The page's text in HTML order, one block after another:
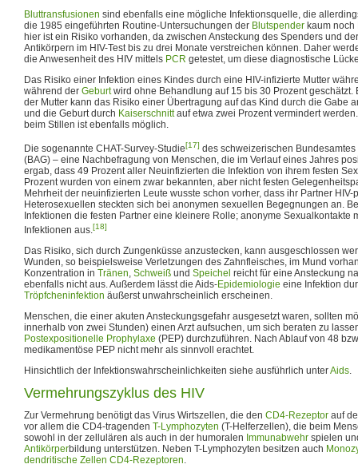
Bluttransfusionen sind ebenfalls eine mögliche Infektionsquelle, die
die 1985 eingeführten Routine-Untersuchungen der Blutspender kaum
hier ist ein Risiko vorhanden, da zwischen Ansteckung des Spenders und
Antikörpern im HIV-Test bis zu drei Monate verstreichen können. Daher
die Anwesenheit des HIV mittels PCR getestet, um diese diagnostische
Das Risiko einer Infektion eines Kindes durch eine HIV-infizierte Mutter
während der Geburtwird ohne Behandlung auf 15 bis 30 Prozent geschätzt.
der Mutter kann das Risiko einer Übertragung auf das Kind durch die Gabe
und die Geburt durch Kaiserschnittauf etwa zwei Prozent vermindert
beim Stillen ist ebenfalls möglich.
Die sogenannte CHAT-Survey-Studie[17] des schweizerischen
(BAG) – eine Nachbefragung von Menschen, die im Verlauf eines Jahres
ergab, dass 49 Prozent aller Neuinfizierten die Infektion von ihrem festen
Prozent wurden von einem zwar bekannten, aber nicht festen
Mehrheit der neuinfizierten Leute wusste schon vorher, dass ihr Partner
Heterosexuellen steckten sich bei anonymen sexuellen Begegnungen an.
Infektionen die festen Partner eine kleinere Rolle; anonyme Sexualkontakte
Infektionen aus.[18]
Das Risiko, sich durch Zungenküsse anzustecken, kann ausgeschlossen
Wunden, so beispielsweise Verletzungen des Zahnfleisches, im Mund
Konzentration in Tränen, Schweiß und Speichel reicht für eine Ansteckung
ebenfalls nicht aus. Außerdem lässt die Aids-Epidemiologie eine Infektion
Tröpfcheninfektion äußerst unwahrscheinlich erscheinen.
Menschen, die einer akuten Ansteckungsgefahr ausgesetzt waren, sollten
innerhalb von zwei Stunden) einen Arzt aufsuchen, um sich beraten zu
Postexpositionelle Prophylaxe (PEP) durchzuführen. Nach Ablauf von 48
medikamentöse PEP nicht mehr als sinnvoll erachtet.
Hinsichtlich der Infektionswahrscheinlichkeiten siehe ausführlich unterAids.
Vermehrungszyklus des HIV
Zur Vermehrung benötigt das Virus Wirtszellen, die den CD4-Rezeptor auf
vor allem die CD4-tragenden T-Lymphozyten (T-Helferzellen), die beim
sowohl in der zellulären als auch in der humoralen Immunabwehr spielen
Antikörperbildung unterstützen. Neben T-Lymphozyten besitzen auch
dendritische Zellen CD4-Rezeptoren.